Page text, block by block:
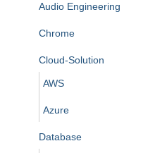
Audio Engineering
Chrome
Cloud-Solution
AWS
Azure
Database